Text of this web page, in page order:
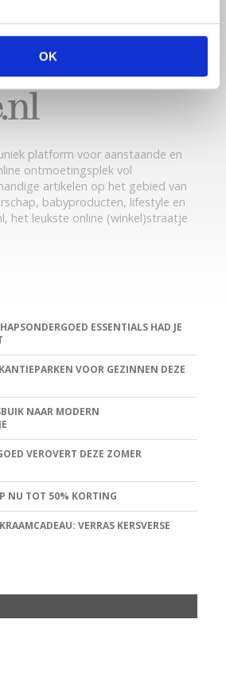
OK
platform voor aanstaande en
ontmoetingsplek vol
artikelen op het gebied van
babyproducten, lifestyle en
het leukste online (winkel)straatje
ESSENTIALS HAD JE
VOOR GEZINNEN DEZE
NAAR MODERN
VEROVERT DEZE ZOMER
NU TOT 50% KORTING
VERRAS KERSVERSE